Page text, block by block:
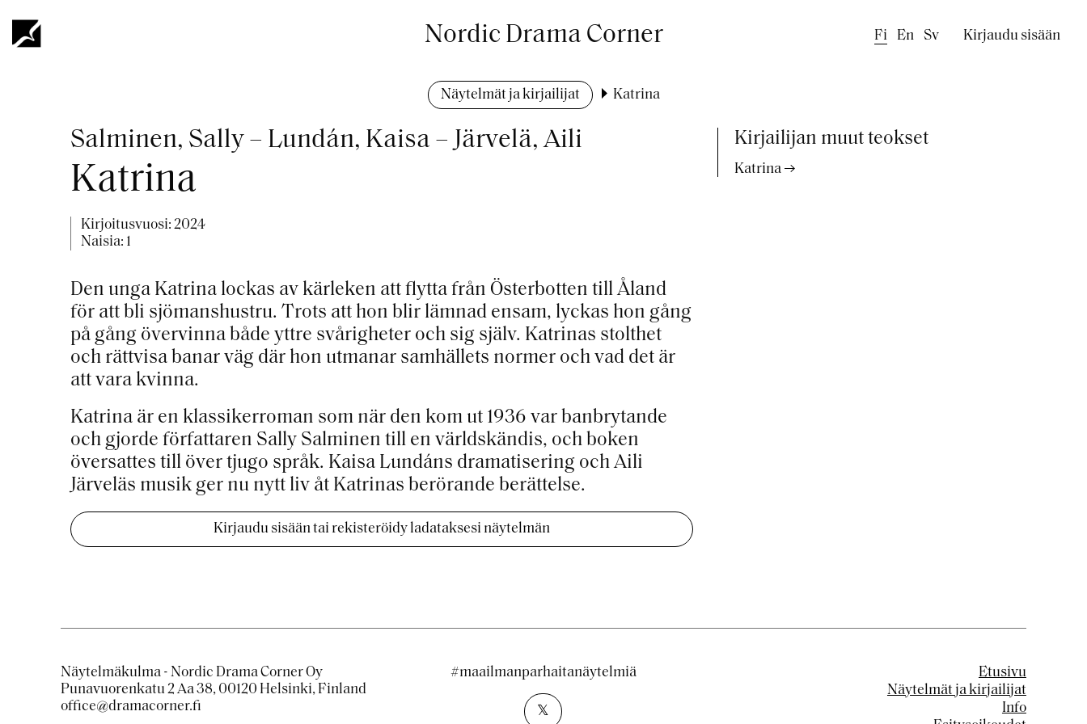
pääsisältöön
Nordic Drama Corner Fi En Sv Kirjaudu sisään
Näytelmät ja kirjailijat Katrina
Salminen, Sally – Lundán, Kaisa – Järvelä, Aili
Katrina
Kirjoitusvuosi: 2024
Naisia: 1
Den unga Katrina lockas av kärleken att flytta från Österbotten till Åland
för att bli sjömanshustru. Trots att hon blir lämnad ensam, lyckas hon gång
på gång övervinna både yttre svårigheter och sig själv. Katrinas stolthet
och rättvisa banar väg där hon utmanar samhällets normer och vad det är
att vara kvinna.
Katrina är en klassikerroman som när den kom ut 1936 var banbrytande
och gjorde författaren Sally Salminen till en världskändis, och boken
översattes till över tjugo språk. Kaisa Lundáns dramatisering och Aili
Järveläs musik ger nu nytt liv åt Katrinas berörande berättelse.
Kirjaudu sisään tai rekisteröidy ladataksesi näytelmän
Kirjailijan muut teokset
Katrina
Näytelmäkulma - Nordic Drama Corner Oy
Punavuorenkatu 2 Aa 38, 00120 Helsinki, Finland
office@dramacorner.fi
Etusivu
Näytelmät ja kirjailijat
Info
#maailmanparhaitanäytelmiä
𝕏